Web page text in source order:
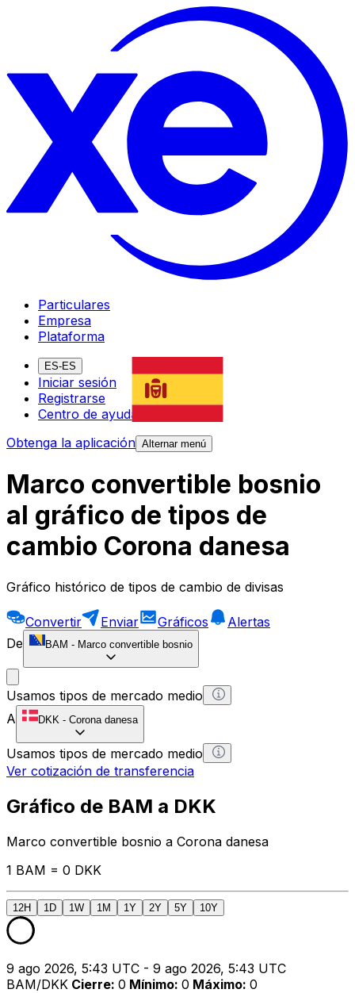
Particulares
Empresa
Plataforma
ES-ES
Iniciar sesión
Registrarse
Centro de ayuda
Obtenga la aplicación Alternar menú
Marco convertible bosnio
al gráfico de tipos de
cambio Corona danesa
Gráfico histórico de tipos de cambio de divisas
Convertir Enviar Gráficos
Alertas
De
BAM - Marco convertible bosnio
Usamos tipos de mercado medio
A
DKK - Corona danesa
Usamos tipos de mercado medio
Ver cotización de transferencia
Gráfico de BAM a DKK
Marco convertible bosnio a Corona danesa
1 BAM = 0 DKK
12H 1D 1W 1M 1Y 2Y 5Y 10Y
9 ago 2026, 5:43 UTC - 9 ago 2026, 5:43 UTC
BAM/DKK Cierre: 0 Mínimo: 0 Máximo: 0